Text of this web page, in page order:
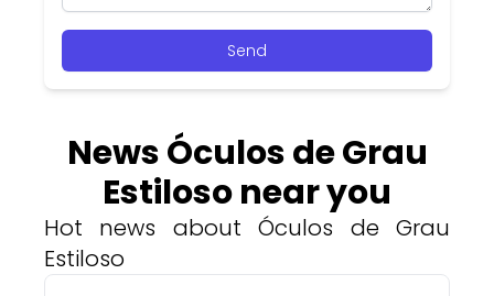
Send
News Óculos de Grau
Estiloso near you
Hot news about Óculos de Grau
Estiloso